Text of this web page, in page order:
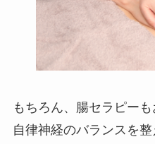
もちろん、腸セラピーも
自律神経のバランスを